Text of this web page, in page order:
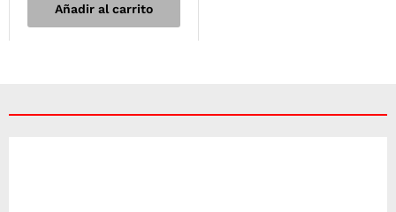
Añadir al carrito